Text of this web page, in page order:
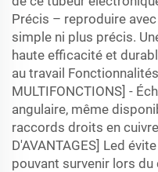
Précis – reproduire
simple ni plus précis.
haute efficacité et
au travail
MULTIFONCTIONS] -
angulaire, même
raccords droits en
D'AVANTAGES] Led
pouvant survenir lors